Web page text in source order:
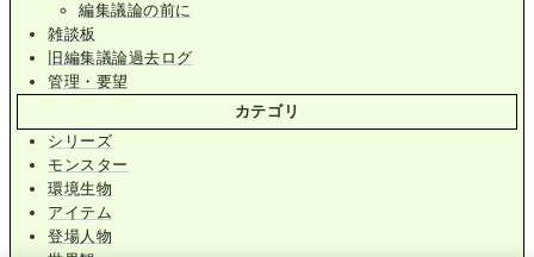
編集議論の前に
雑談板
旧編集議論過去ログ
管理・要望
カテゴリ
シリーズ
モンスター
環境生物
アイテム
登場人物